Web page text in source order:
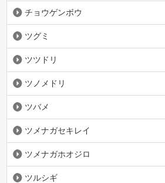
チョウゲンボウ
ツグミ
ツツドリ
ツノメドリ
ツバメ
ツメナガセキレイ
ツメナガホオジロ
ツルシギ